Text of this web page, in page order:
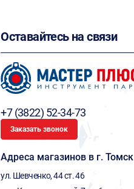
Оставайтесь на связи
+7 (3822) 52-34-73
Заказать звонок
Адреса магазинов в г. Томск
ул. Шевченко, 44 ст. 46